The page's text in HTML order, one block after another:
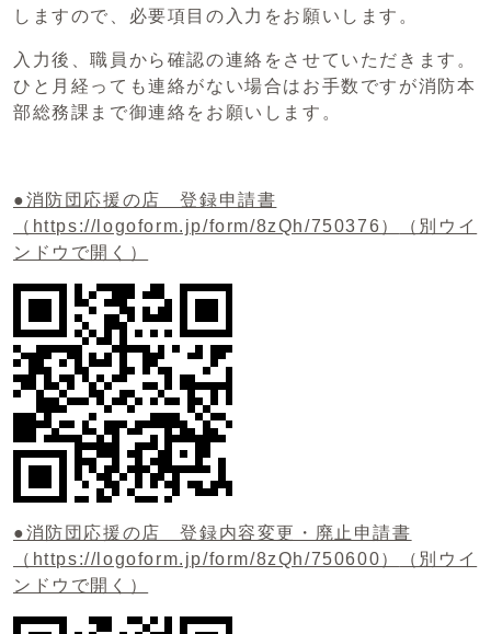
しますので、必要項目の入力をお願いします。
入力後、職員から確認の連絡をさせていただきます。
ひと月経っても連絡がない場合はお手数ですが消防本
部総務課まで御連絡をお願いします。
●消防団応援の店 登録申請書
（https://logoform.jp/form/8zQh/750376）
（別ウイ
ンドウで開く）
●消防団応援の店 登録内容変更・廃止申請書
（https://logoform.jp/form/8zQh/750600）
（別ウイ
ンドウで開く）